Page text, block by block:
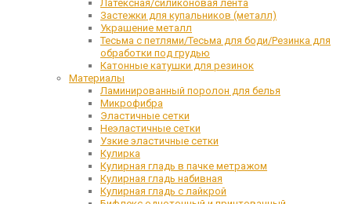
Латексная/силиконовая лента
Застежки для купальников (металл)
Украшение металл
Тесьма с петлями/Тесьма для боди/Резинка для
обработки под грудью
Катонные катушки для резинок
Материалы
Ламинированный поролон для белья
Микрофибра
Эластичные сетки
Неэластичные сетки
Узкие эластичные сетки
Кулирка
Кулирная гладь в пачке метражом
Кулирная гладь набивная
Кулирная гладь с лайкрой